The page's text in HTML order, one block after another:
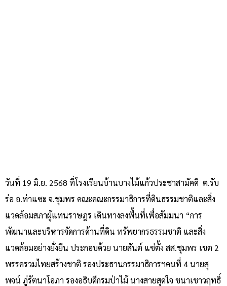
วันที่ 19 มิ.ย. 2568 ที่โรงเรียนบ้านบางไม้แก้วประชาสามัคคี ต.รับ
ร่อ อ.ท่าแซะ จ.ชุมพร คณะคณะกรรมาธิการที่ดินธรรมชาติและสิ่ง
แวดล้อมสภาผู้แทนราษฎร เดินทางลงพื้นที่เพื่อสัมมนา “การ
พัฒนาและบริหารจัดการด้านที่ดิน ทรัพยากรธรรมชาติ และสิ่ง
แวดล้อมอย่างยั่งยืน ประกอบด้วย นายสันต์ แซ่ตั้ง สส.ชุมพร เขต 2
พรรครวมไทยสร้างชาติ รองประธานกรรมาธิการฯคนที่ 4 นายสุ
พจน์ ภู่รัตนาโอภา รองอธิบดีกรมป่าไม้ นางสายสุดใจ ชนาเชาวฤทธิ์